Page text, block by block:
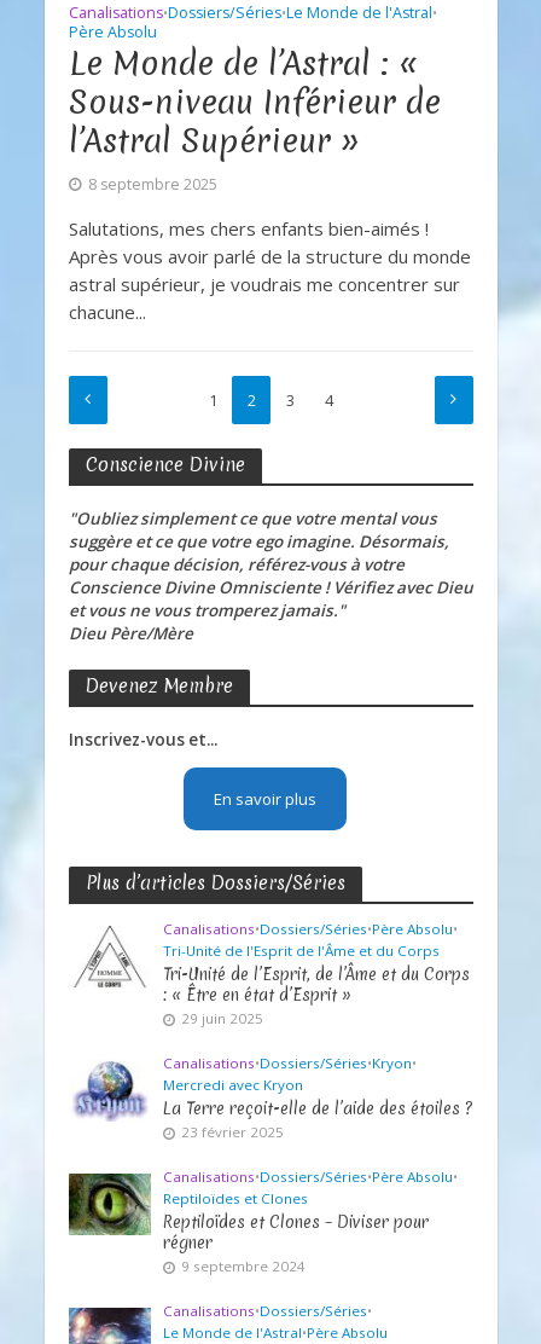
Canalisations•Dossiers/Séries•Le Monde de l'Astral•
Père Absolu
Le Monde de l’Astral : «
Sous-niveau Inférieur de
l’Astral Supérieur »
8 septembre 2025
Salutations, mes chers enfants bien-aimés !
Après vous avoir parlé de la structure du monde
astral supérieur, je voudrais me concentrer sur
chacune...
1 2 3 4
Conscience Divine
"Oubliez simplement ce que votre mental vous
suggère et ce que votre ego imagine. Désormais,
pour chaque décision, référez-vous à votre
Conscience Divine Omnisciente ! Vérifiez avec Dieu
et vous ne vous tromperez jamais."
Dieu Père/Mère
Devenez Membre
Inscrivez-vous et...
En savoir plus
Plus d’articles Dossiers/Séries
Canalisations•Dossiers/Séries•Père Absolu•
Tri-Unité de l'Esprit de l'Âme et du Corps
Tri-Unité de l’Esprit, de l’Âme et du Corps
: « Être en état d’Esprit »
29 juin 2025
Canalisations•Dossiers/Séries•Kryon•
Mercredi avec Kryon
La Terre reçoit-elle de l’aide des étoiles ?
23 février 2025
Canalisations•Dossiers/Séries•Père Absolu•
Reptiloïdes et Clones
Reptiloïdes et Clones – Diviser pour
régner
9 septembre 2024
Canalisations•Dossiers/Séries•
Le Monde de l'Astral•Père Absolu